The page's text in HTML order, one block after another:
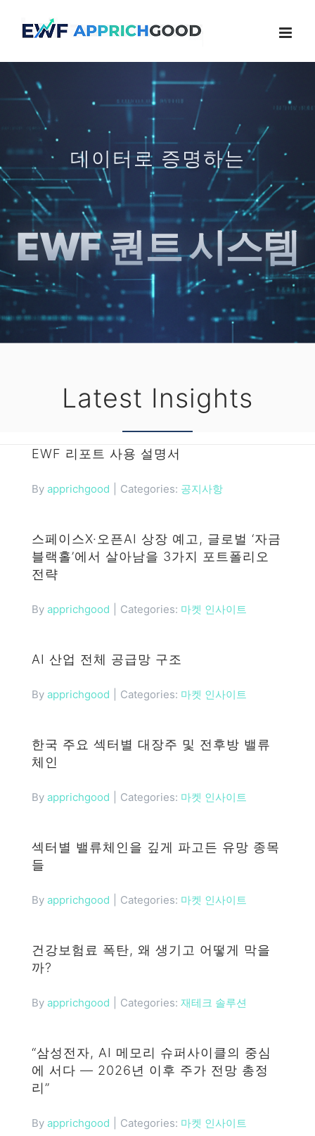
건
기
데이터로 증명하는
EWF 퀀트 시스템
Latest Insights
EWF 리포트 사용 설명서
By apprichgood Categories: 공지사항
스페이스X·오픈AI 상장 예고, 글로벌 ‘자금
블랙홀’에서 살아남을 3가지 포트폴리오
전략
By apprichgood Categories: 마켓 인사이트
AI 산업 전체 공급망 구조
By apprichgood Categories: 마켓 인사이트
한국 주요 섹터별 대장주 및 전후방 밸류
체인
By apprichgood Categories: 마켓 인사이트
섹터별 밸류체인을 깊게 파고든 유망 종목
들
By apprichgood Categories: 마켓 인사이트
건강보험료 폭탄, 왜 생기고 어떻게 막을
까?
By apprichgood Categories: 재테크 솔루션
“삼성전자, AI 메모리 슈퍼사이클의 중심
에 서다 — 2026년 이후 주가 전망 총정
리”
By apprichgood Categories: 마켓 인사이트